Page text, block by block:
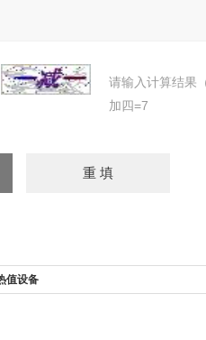
请输入计算结果
加四=7
值设备